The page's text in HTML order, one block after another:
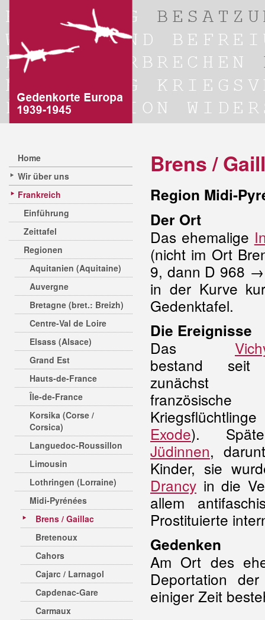
Home
Wir über uns
Frankreich
Einführung
Zeittafel
Regionen
Aquitanien (Aquitaine)
Auvergne
Bretagne (bret.: Breizh)
Centre-Val de Loire
Elsass (Alsace)
Grand Est
Hauts-de-France
Île-de-France
Korsika (Corse /
Corsica)
Languedoc-Roussillon
Limousin
Lothringen (Lorraine)
Midi-Pyrénées
Brens / Gaillac
Bretenoux
Cahors
Cajarc / Larnagol
Capdenac-Gare
Carmaux
Brens /
Region Midi-
Der Ort
Das ehemalige
(nicht im Ort
9, dann D 968
in der Kurve
Gedenktafel.
Die Ereignisse
Das
bestand seit
französische
Exode).
Jüdinnen,
Kinder, sie
Drancy in die
allem
Prostituierte
Gedenken
Am Ort des
Deportation
einiger Zeit